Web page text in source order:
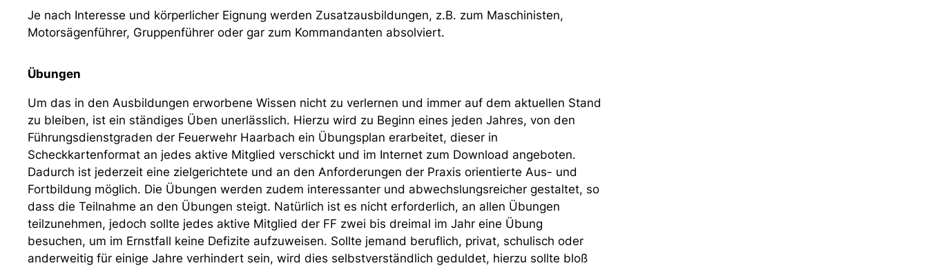
Je nach Interesse und körperlicher Eignung werden Zusatzausbildungen, z.B. zum Maschinisten,
Motorsägenführer, Gruppenführer oder gar zum Kommandanten absolviert.
Übungen
Um das in den Ausbildungen erworbene Wissen nicht zu verlernen und immer auf dem aktuellen Stand
zu bleiben, ist ein ständiges Üben unerlässlich. Hierzu wird zu Beginn eines jeden Jahres, von den
Führungsdienstgraden der Feuerwehr Haarbach ein Übungsplan erarbeitet, dieser in
Scheckkartenformat an jedes aktive Mitglied verschickt und im Internet zum Download angeboten.
Dadurch ist jederzeit eine zielgerichtete und an den Anforderungen der Praxis orientierte Aus- und
Fortbildung möglich. Die Übungen werden zudem interessanter und abwechslungsreicher gestaltet, so
dass die Teilnahme an den Übungen steigt. Natürlich ist es nicht erforderlich, an allen Übungen
teilzunehmen, jedoch sollte jedes aktive Mitglied der FF zwei bis dreimal im Jahr eine Übung
besuchen, um im Ernstfall keine Defizite aufzuweisen. Sollte jemand beruflich, privat, schulisch oder
anderweitig für einige Jahre verhindert sein, wird dies selbstverständlich geduldet, hierzu sollte bloß